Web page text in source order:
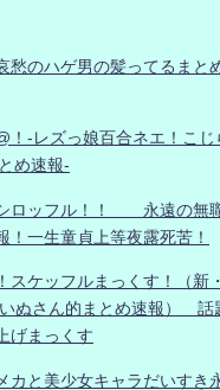
愁のハゲ男の髪ってるまと
！-レズっ娘百合ネエ！こ
め速報-
シロッフル！！ 永遠の無
！一生童貞上等夜露死苦！
スケッフルまっくす！（新
ぬさん的まとめ速報） 話
げまっくす
カと美少女キャラだいすき